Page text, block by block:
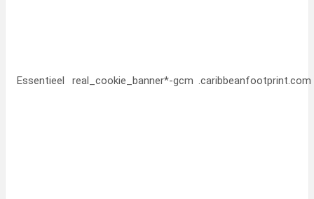
Essentieel real_cookie_banner*-gcm .caribbeanfootprint.com